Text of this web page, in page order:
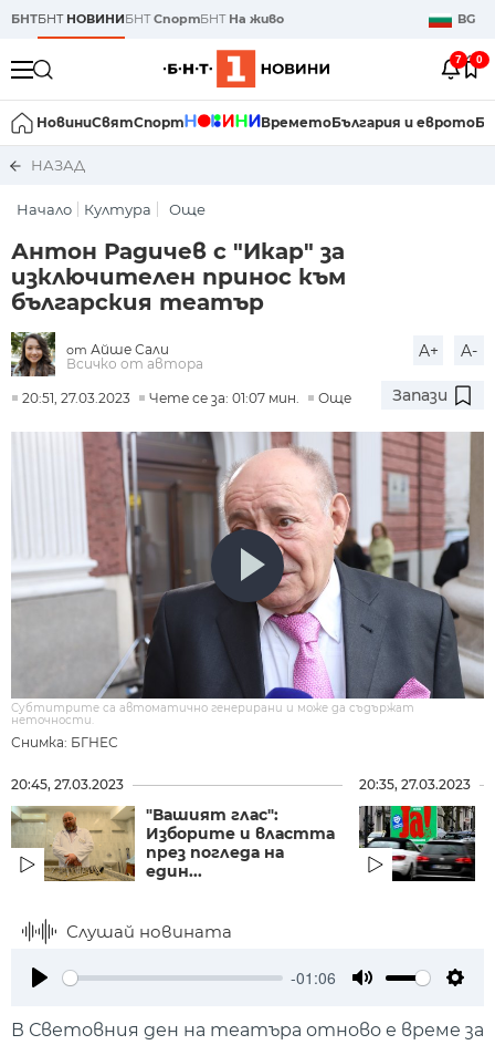
БНТБНТ НОВИНИБНТСпортБНТ На живо BG
7 0
НовиниСвятСпорт ВреметоБългария и еврото
НАЗАД
Начало Култура Още
Антон Радичев с "Икар" за
изключителен принос към
българския театър
от Айше Сали
Всичко от автора
A+ A-
20:51, 27.03.2023 Чете се за: 01:07 мин. Още Запази
Снимка: БГНЕС
Субтитрите са автоматично генерирани и може да съдържат
неточности.
20:45, 27.03.2023
"Вашият глас":
Изборите и властта
през погледа на
един...
20:35, 27.03.2023
Слушай новината
-01:06
В Световния ден на театъра отново е време за